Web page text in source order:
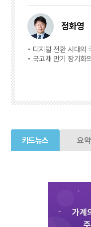
정화영
디지털 전환 시대의
금융시장에 대한 시사
국고채 만기 장기화
카드뉴스 요약